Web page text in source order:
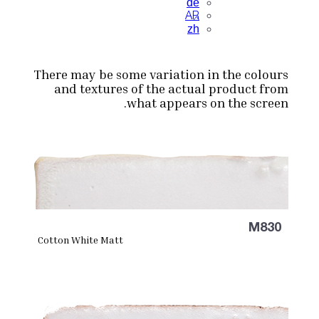
de
AR
zh
There may be some variation in the colours
and textures of the actual product from
what appears on the screen.
M830
Cotton White Matt